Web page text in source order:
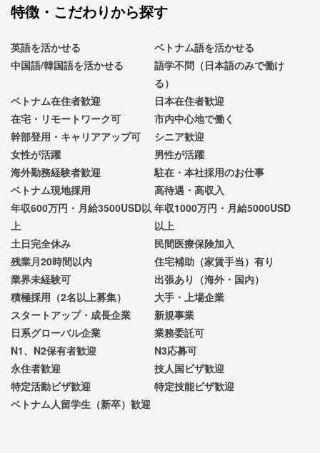
特徴・こだわりから探す
英語を活かせる
ベトナム語を活かせる
中国語/韓国語を活かせる
語学不問（日本語のみで働け
る）
ベトナム在住者歓迎
日本在住者歓迎
在宅・リモートワーク可
市内中心地で働く
幹部登用・キャリアアップ可
シニア歓迎
女性が活躍
男性が活躍
海外勤務経験者歓迎
駐在・本社採用のお仕事
ベトナム現地採用
高待遇・高収入
年収600万円・月給3500USD以
上
年収1000万円・月給5000USD
以上
土日完全休み
民間医療保険加入
残業月20時間以内
住宅補助（家賃手当）有り
業界未経験可
出張あり（海外・国内）
積極採用（2名以上募集）
大手・上場企業
スタートアップ・成長企業
新規事業
日系グローバル企業
業務委託可
N1、N2保有者歓迎
N3応募可
永住者歓迎
技人国ビザ歓迎
特定活動ビザ歓迎
特定技能ビザ歓迎
ベトナム人留学生（新卒）歓迎